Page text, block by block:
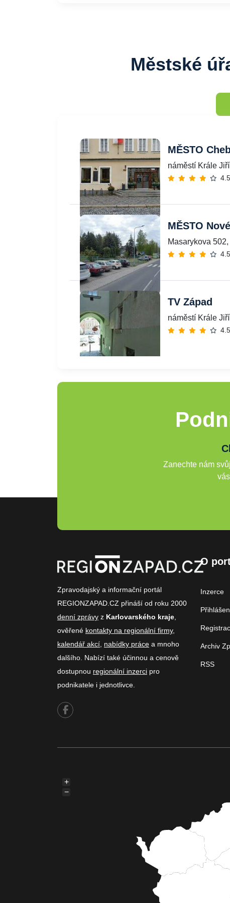
Městské
MĚSTO
náměstí Krále
4.5
MĚSTO
Masarykova
4.5
TV Západ
náměstí Krále
4.5
Zanechte nám
Zpravodajský a informační portál
REGIONZAPAD.CZ přináší od roku 2000
denní zprávy z Karlovarského kraje
ověřené kontakty na regionální firmy,
kalendář akcí nabídky práce a mnoho
dalšího. Nabízí také účinnou a cenově
dostupnou regionální inzerci pro
podnikatele i jednotlivce.
O
Inzerce
Archiv
RSS
+
−